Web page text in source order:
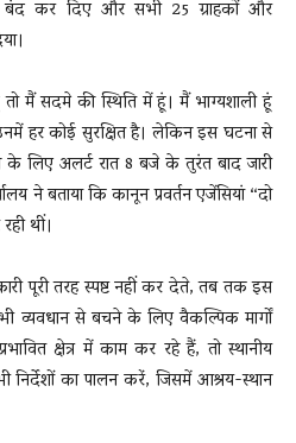
बंद कर दिए और सभी 25 ग्राहकों और
मैं सदमे की स्थिति में हूं। मैं भाग्यशाली हूं
हर कोई सुरक्षित है। लेकिन इस घटना से
लिए अलर्ट रात 8 बजे के तुरंत बाद जारी
ने बताया कि कानून प्रवर्तन एजेंसियां “दो
थीं।
पूरी तरह स्पष्ट नहीं कर देते, तब तक इस
व्यवधान से बचने के लिए वैकल्पिक मार्गों
क्षेत्र में काम कर रहे हैं, तो स्थानीय
निर्देशों का पालन करें, जिसमें आश्रय-स्थान